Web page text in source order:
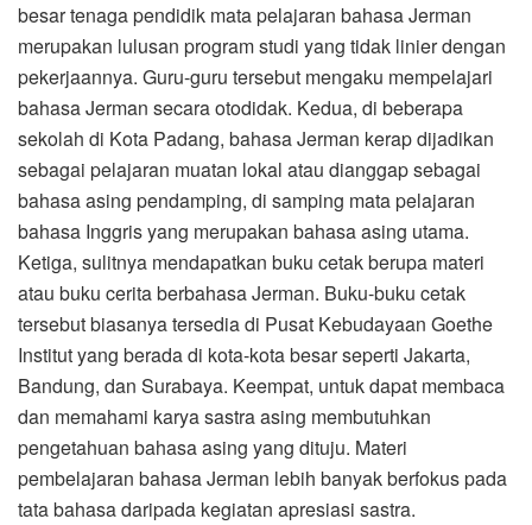
besar tenaga pendidik mata pelajaran bahasa Jerman
merupakan lulusan program studi yang tidak linier dengan
pekerjaannya. Guru-guru tersebut mengaku mempelajari
bahasa Jerman secara otodidak. Kedua, di beberapa
sekolah di Kota Padang, bahasa Jerman kerap dijadikan
sebagai pelajaran muatan lokal atau dianggap sebagai
bahasa asing pendamping, di samping mata pelajaran
bahasa Inggris yang merupakan bahasa asing utama.
Ketiga, sulitnya mendapatkan buku cetak berupa materi
atau buku cerita berbahasa Jerman. Buku-buku cetak
tersebut biasanya tersedia di Pusat Kebudayaan Goethe
Institut yang berada di kota-kota besar seperti Jakarta,
Bandung, dan Surabaya. Keempat, untuk dapat membaca
dan memahami karya sastra asing membutuhkan
pengetahuan bahasa asing yang dituju. Materi
pembelajaran bahasa Jerman lebih banyak berfokus pada
tata bahasa daripada kegiatan apresiasi sastra.